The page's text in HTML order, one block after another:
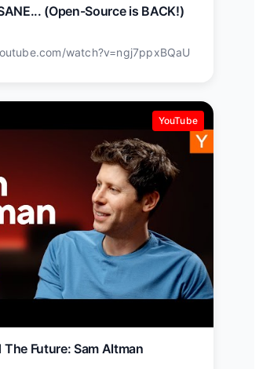
(Open-Source is BACK!)
watch?v=ngj7ppxBQaU
YouTube
The Future: Sam Altman